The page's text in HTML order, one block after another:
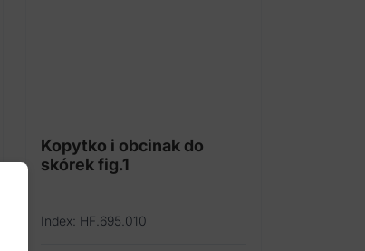
Kopytko i obcinak do
skórek fig.1
Index: HF.695.010